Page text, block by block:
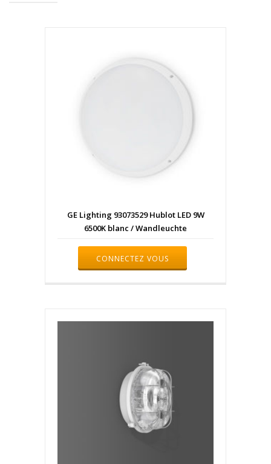
GE Lighting 93073529 Hublot LED 9W
6500K blanc / Wandleuchte
CONNECTEZ VOUS